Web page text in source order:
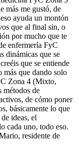
más me gustó, de
ayuda un montón
que al final sin, o
por mucho que te
enfermería FyC
dinámicas que se
que se entiende
más que dando solo
Zona 4 (Mixto,
métodos de
de cómo poner
básicamente lo que
ideas, el
cada uno, todo eso.
residente de